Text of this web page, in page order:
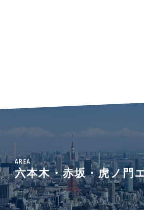
AREA
六本木・赤坂・虎ノ門